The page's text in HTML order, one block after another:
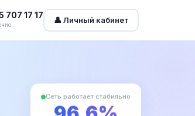
707 17 17 👤 Личный кабинет
Сеть работает стабильно
96.6%